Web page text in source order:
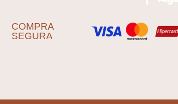
COMPRA
SEGURA